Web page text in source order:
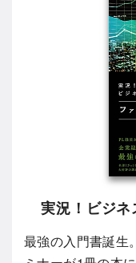
実況！ビジ
最強の入門書誕生